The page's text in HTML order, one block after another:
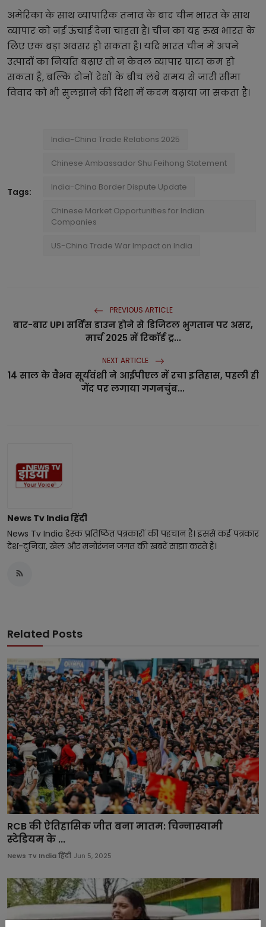
अमेरिका के साथ व्यापारिक तनाव के बाद चीन भारत के साथ
व्यापार को नई ऊंचाई देना चाहता है। चीन का यह रुख भारत के
लिए एक बड़ा अवसर हो सकता है। यदि भारत चीन में अपने
उत्पादों का निर्यात बढ़ाए तो न केवल व्यापार घाटा कम हो
सकता है, बल्कि दोनों देशों के बीच लंबे समय से जारी सीमा
विवाद को भी सुलझाने की दिशा में कदम बढ़ाया जा सकता है।
Tags:
India-China Trade Relations 2025
Chinese Ambassador Shu Feihong Statement
India-China Border Dispute Update
Chinese Market Opportunities for Indian
Companies
US-China Trade War Impact on India
PREVIOUS ARTICLE
बार-बार UPI सर्विस डाउन होने से डिजिटल भुगतान पर असर,
मार्च 2025 में रिकॉर्ड ट्र...
NEXT ARTICLE
14 साल के वैभव सूर्यवंशी ने आईपीएल में रचा इतिहास, पहली ही
गेंद पर लगाया गगनचुंब...
News Tv India हिंदी
News Tv India डेस्क प्रतिष्ठित पत्रकारों की पहचान है। इससे कई पत्रकार
देश-दुनिया, खेल और मनोरंजन जगत की खबरें साझा करते हैं।
Related Posts
RCB की ऐतिहासिक जीत बना मातम: चिन्नास्वामी
स्टेडियम के ...
News Tv India हिंदी Jun 5, 2025